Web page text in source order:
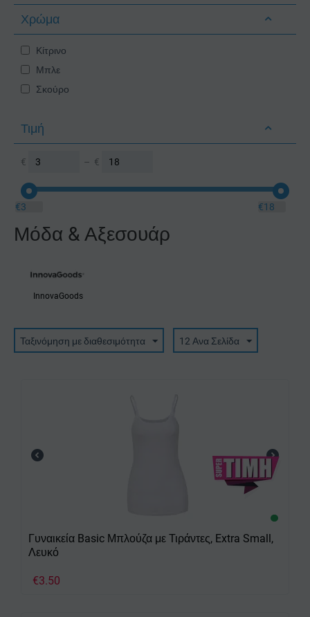
Χρώμα
Κίτρινο
Μπλε
Σκούρο
Τιμή
€ – €
€3 €18
Μόδα & Αξεσουάρ
InnovaGoods
Ταξινόμηση με διαθεσιμότητα 12 Ανα Σελίδα
Γυναικεία Basic Μπλούζα με Τιράντες, Extra Small,
Λευκό
€3.50